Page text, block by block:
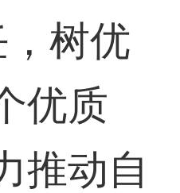
树优
优质
推动自